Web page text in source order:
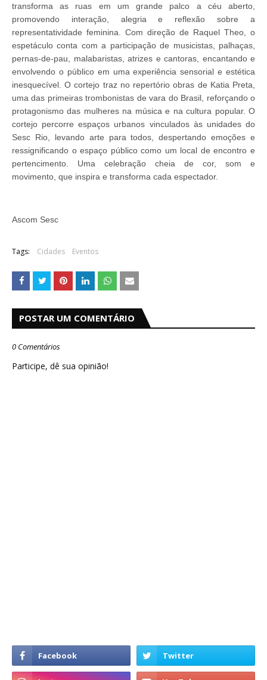
transforma as ruas em um grande palco a céu aberto,
promovendo interação, alegria e reflexão sobre a
representatividade feminina. Com direção de Raquel Theo, o
espetáculo conta com a participação de musicistas, palhaças,
pernas-de-pau, malabaristas, atrizes e cantoras, encantando e
envolvendo o público em uma experiência sensorial e estética
inesquecível. O cortejo traz no repertório obras de Katia Preta,
uma das primeiras trombonistas de vara do Brasil, reforçando o
protagonismo das mulheres na música e na cultura popular. O
cortejo percorre espaços urbanos vinculados às unidades do
Sesc Rio, levando arte para todos, despertando emoções e
ressignificando o espaço público como um local de encontro e
pertencimento. Uma celebração cheia de cor, som e
movimento, que inspira e transforma cada espectador.
Ascom Sesc
Tags: Cidades Eventos
POSTAR UM COMENTÁRIO
0 Comentários
Participe, dê sua opinião!